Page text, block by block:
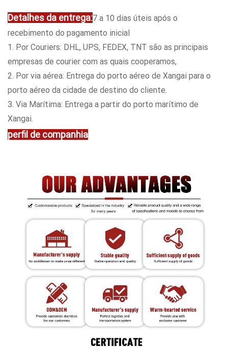
Detalhes da entrega:7 a 10 dias úteis após o
recebimento do pagamento inicial
1. Por Couriers: DHL, UPS, FEDEX, TNT são as principais
empresas de courier com as quais cooperamos,
2. Por via aérea: Entrega do porto aéreo de Xangai para o
porto aéreo da cidade de destino do cliente.
3. Via Marítima: Entrega a partir do porto marítimo de
Xangai.
perfil de companhia